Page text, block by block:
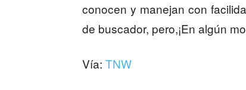
conocen y manejan con
de buscador, pero,¡En algún
Vía: TNW